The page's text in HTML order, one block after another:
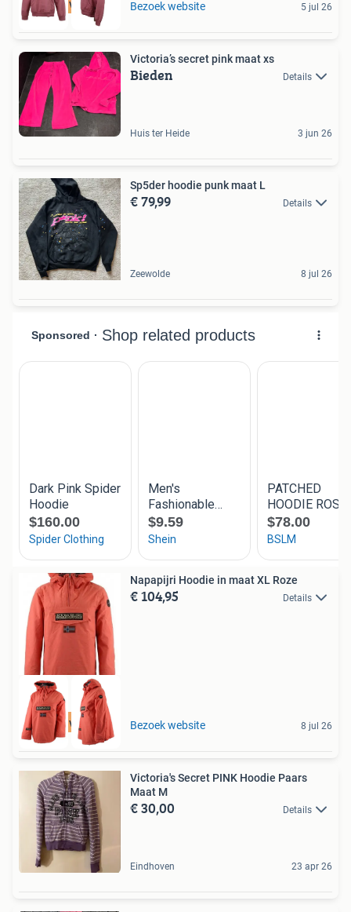
Tot 75% voordeel Bezoek website 5 jul 26
Victoria’s secret pink maat xs
Bieden Details
Huis ter Heide 3 jun 26
Sp5der hoodie punk maat L
€ 79,99 Details
Zeewolde 8 jul 26
Tot 75% voordeel
Napapijri Hoodie in maat XL Roze
€ 104,95 Details
Bezoek website 8 jul 26
Victoria's Secret PINK Hoodie Paars
Maat M
€ 30,00 Details
Eindhoven 23 apr 26